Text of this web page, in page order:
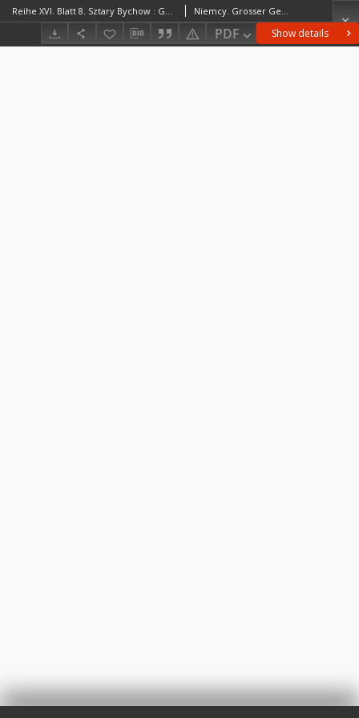
Show details
PDF
Reihe XVI. Blatt 8. Sztary Bychow : Gouvernement Mohilew u. Minsk Niemcy. Grosser Generalstab. Kartographische Abteilung. Redaktor